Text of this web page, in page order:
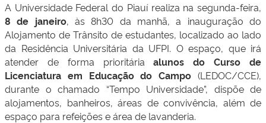
A Universidade Federal do Piauí realiza na segunda-feira,
8 de janeiro, às 8h30 da manhã, a inauguração do
Alojamento de Trânsito de estudantes, localizado ao lado
da Residência Universitária da UFPI. O espaço, que irá
atender de forma prioritáriaalunos do Curso de
Licenciatura em Educação do Campo (LEDOC/CCE),
durante o chamado “Tempo Universidade”, dispõe de
alojamentos, banheiros, áreas de convivência, além de
espaço para refeições e área de lavanderia.